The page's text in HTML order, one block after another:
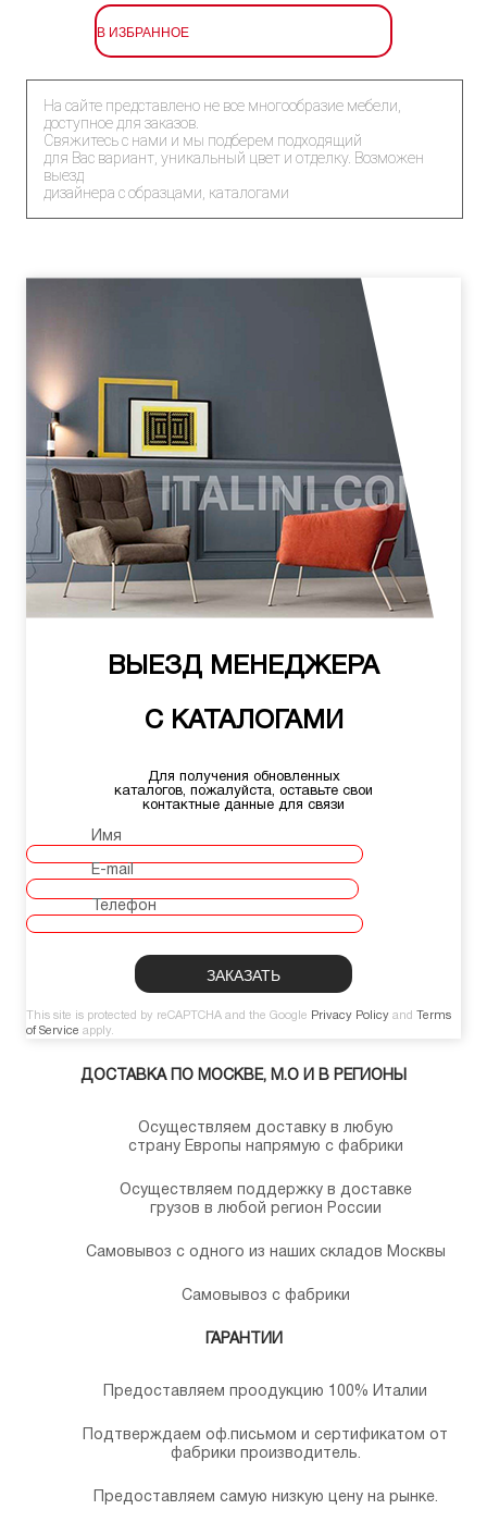
В ИЗБРАННОЕ
На сайте представлено не все многообразие мебели,
доступное для заказов.
Свяжитесь с нами и мы подберем подходящий
для Вас вариант, уникальный цвет и отделку. Возможен
выезд
дизайнера с образцами, каталогами
ВЫЕЗД МЕНЕДЖЕРА
С КАТАЛОГАМИ
Для получения обновленных
каталогов, пожалуйста, оставьте свои
контактные данные для связи
Имя
E-mail
Телефон
This site is protected by reCAPTCHA and the Google Privacy Policy and
Terms
of Service apply.
ДОСТАВКА ПО МОСКВЕ, М.О И В РЕГИОНЫ
Осуществляем доставку в любую
страну Европы напрямую с фабрики
Осуществляем поддержку в доставке
грузов в любой регион России
Самовывоз с одного из наших складов Москвы
Самовывоз с фабрики
ГАРАНТИИ
Предоставляем проодукцию 100% Италии
Подтверждаем оф.письмом и сертификатом от
фабрики производитель.
Предоставляем самую низкую цену на рынке.